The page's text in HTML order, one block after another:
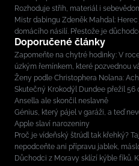
Rozhoduje střih, materiál i
Mistr dabingu Zdeněk Mahdal:
domácího násilí. Přestože je
Doporučené články
Zapomeňte na chytré hodinky: V
úzkým řemínkem, které pozvednou
Ženy podle Christophera Nolana:
Skutečný Krokodýl Dundee přežil 56
Ansella ale skončil neslavně
Génius, který pájel v garáži, a teď
Apple slaví narozeniny
Proč je vídeňský štrúdl tak křehký?
nepodceňte ani přípravu jablek,
Důchodci z Moravy sklízí kýble fíků.